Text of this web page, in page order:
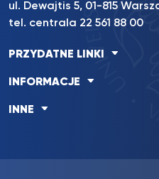
ul. Dewajtis 5, 01-815
tel. centrala 22 561 88 00
PRZYDATNE LINKI
INFORMACJE
INNE